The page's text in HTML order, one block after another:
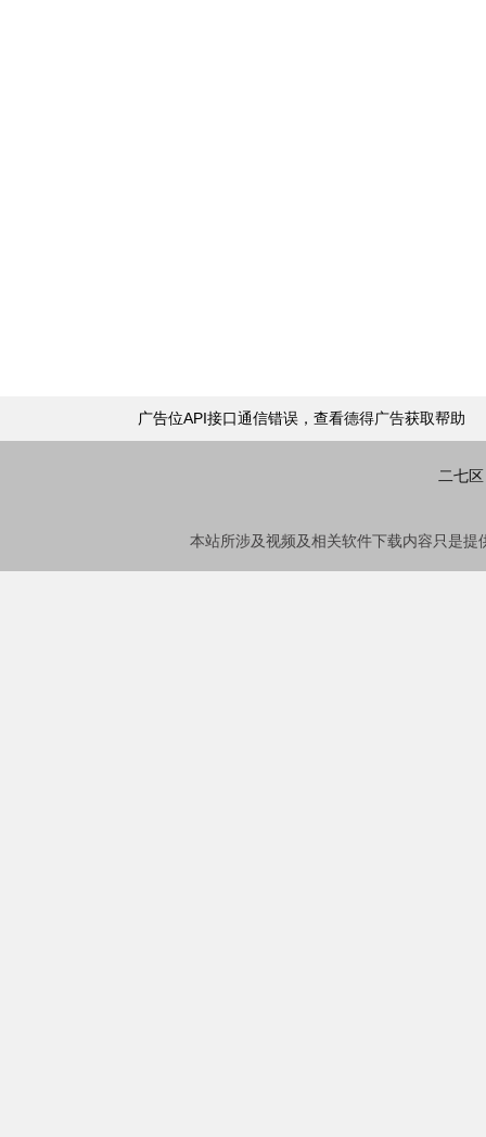
广告位API接口通信错误，查看德得广告获取帮助
二七区
本站所涉及视频及相关软件下载内容只是